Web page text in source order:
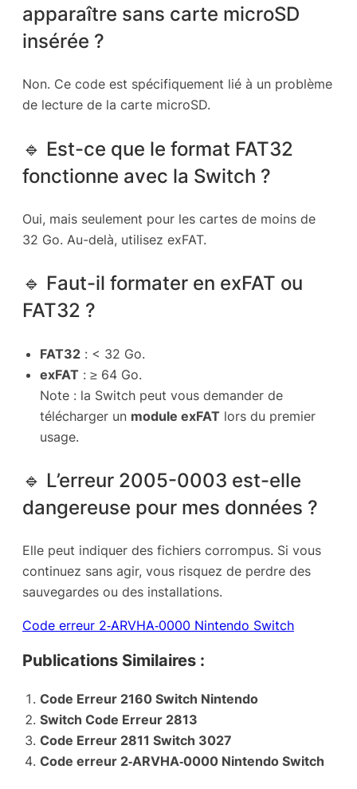
apparaître sans carte microSD
insérée ?
Non. Ce code est spécifiquement lié à un problème
de lecture de la carte microSD.
🔹 Est-ce que le format FAT32
fonctionne avec la Switch ?
Oui, mais seulement pour les cartes de moins de
32 Go. Au-delà, utilisez exFAT.
🔹 Faut-il formater en exFAT ou
FAT32 ?
FAT32 : < 32 Go.
exFAT : ≥ 64 Go.
Note : la Switch peut vous demander de
télécharger un module exFAT lors du premier
usage.
🔹 L’erreur 2005-0003 est-elle
dangereuse pour mes données ?
Elle peut indiquer des fichiers corrompus. Si vous
continuez sans agir, vous risquez de perdre des
sauvegardes ou des installations.
Code erreur 2‑ARVHA‑0000 Nintendo Switch
Publications Similaires :
Code Erreur 2160 Switch Nintendo
Switch Code Erreur 2813
Code Erreur 2811 Switch 3027
Code erreur 2‑ARVHA‑0000 Nintendo Switch